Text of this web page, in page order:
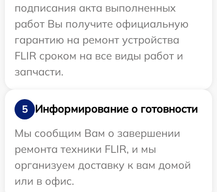
подписания акта выполненных
работ Вы получите официальную
гарантию на ремонт устройства
FLIR сроком на все виды работ и
запчасти.
5
Информирование о готовности
Мы сообщим Вам о завершении
ремонта техники FLIR, и мы
организуем доставку к вам домой
или в офис.